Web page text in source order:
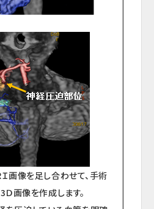
画像を足し合わせて、手術
画像を作成します。